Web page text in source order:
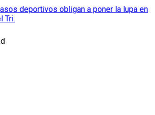
deportivos obligan a poner la lupa en
Tri.